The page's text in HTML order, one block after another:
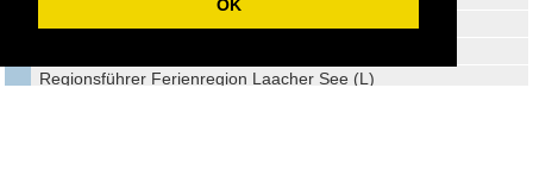
OK
Reiseführer Losheim am See (J)
Regionsführer Ferienregion Laacher See (L)